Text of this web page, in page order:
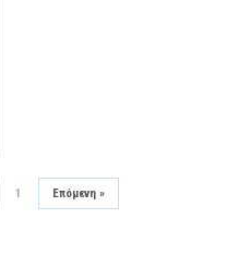
1 Επόμενη »